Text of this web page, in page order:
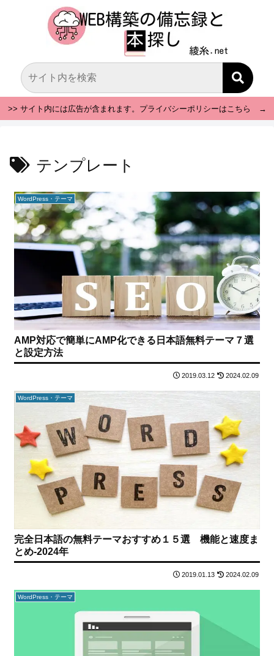
>> サイト内には広告が含まれます。プライバシーポリシーはこちら →
テンプレート
WordPress・テーマ
AMP対応で簡単にAMP化できる日本語無料テーマ７選
と設定方法
2019.03.12 2024.02.09
WordPress・テーマ
完全日本語の無料テーマおすすめ１５選 機能と速度ま
とめ-2024年
2019.01.13 2024.02.09
WordPress・テーマ